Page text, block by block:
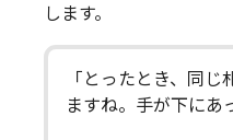
します。
「とったとき、同
ますね。手が下にあ